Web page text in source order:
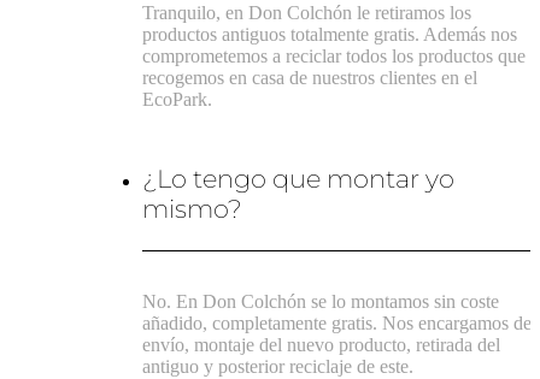
Tranquilo, en Don Colchón le retiramos los
productos antiguos totalmente gratis. Además nos
comprometemos a reciclar todos los productos que
recogemos en casa de nuestros clientes en el
EcoPark.
¿Lo tengo que montar yo
mismo?
No. En Don Colchón se lo montamos sin coste
añadido, completamente gratis. Nos encargamos del
envío, montaje del nuevo producto, retirada del
antiguo y posterior reciclaje de este.